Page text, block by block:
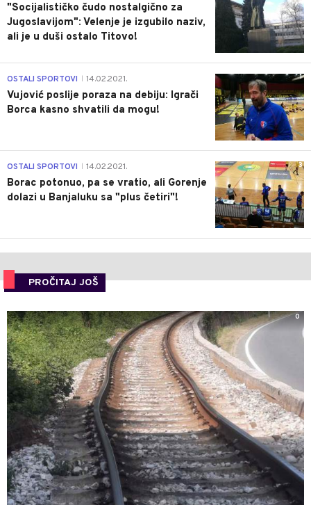
"Socijalističko čudo nostalgično za
Jugoslavijom": Velenje je izgubilo naziv,
ali je u duši ostalo Titovo!
1
OSTALI SPORTOVI 14.02.2021.
Vujović poslije poraza na debiju: Igrači
Borca kasno shvatili da mogu!
3
OSTALI SPORTOVI 14.02.2021.
Borac potonuo, pa se vratio, ali Gorenje
dolazi u Banjaluku sa "plus četiri"!
PROČITAJ JOŠ
0